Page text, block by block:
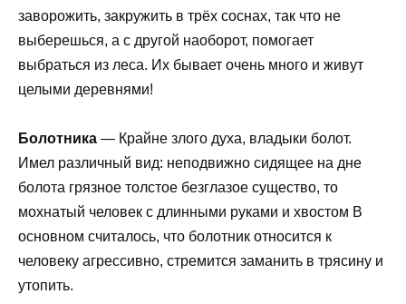
заворожить, закружить в трёх соснах, так что не
выберешься, а с другой наоборот, помогает
выбраться из леса. Их бывает очень много и живут
целыми деревнями!
Болотника — Крайне злого духа, владыки болот.
Имел различный вид: неподвижно сидящее на дне
болота грязное толстое безглазое существо, то
мохнатый человек с длинными руками и хвостом В
основном считалось, что болотник относится к
человеку агрессивно, стремится заманить в трясину и
утопить.